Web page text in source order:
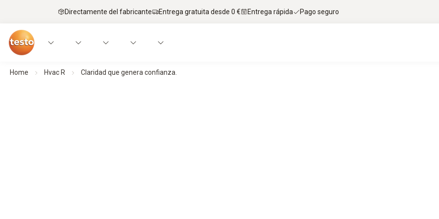
Directamente del fabricante Entrega gratuita desde 0 € Entrega rápida Pago seguro
Home Hvac R Claridad que genera confianza.